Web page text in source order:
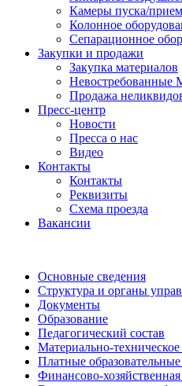
Камеры пуска/
Колонное
Сепарационное
Закупки и продажи
Закупка материалов
Невостребованные
Продажа
Пресс-центр
Новости
Пресса о нас
Видео
Контакты
Контакты
Реквизиты
Схема проезда
Вакансии
Основные сведения
Структура и органы
Документы
Образование
Педагогический состав
Материально-
Платные образовательные
Финансово-хозяйственная